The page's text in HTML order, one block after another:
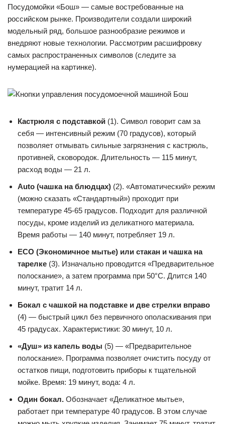
Посудомойки «Бош» — самые востребованные на
российском рынке. Производители создали широкий
модельный ряд, большое разнообразие режимов и
внедряют новые технологии. Рассмотрим расшифровку
самых распространенных символов (следите за
нумерацией на картинке).
Кастрюля с подставкой (1). Символ говорит сам за
себя — интенсивный режим (70 градусов), который
позволяет отмывать сильные загрязнения с кастрюль,
противней, сковородок. Длительность — 115 минут,
расход воды — 21 л.
Auto (чашка на блюдцах) (2). «Автоматический» режим
(можно сказать «Стандартный») проходит при
температуре 45-65 градусов. Подходит для различной
посуды, кроме изделий из деликатного материала.
Время работы — 140 минут, потребляет 19 л.
ECO (Экономичное мытье) или стакан и чашка на
тарелке (3). Изначально проводится «Предварительное
полоскание», а затем программа при 50°С. Длится 140
минут, тратит 14 л.
Бокал с чашкой на подставке и две стрелки вправо
(4) — быстрый цикл без первичного ополаскивания при
45 градусах. Характеристики: 30 минут, 10 л.
«Душ» из капель воды (5) — «Предварительное
полоскание». Программа позволяет очистить посуду от
остатков пищи, подготовить приборы к тщательной
мойке. Время: 19 минут, вода: 4 л.
Один бокал. Обозначает «Деликатное мытье»,
работает при температуре 40 градусов. В этом случае